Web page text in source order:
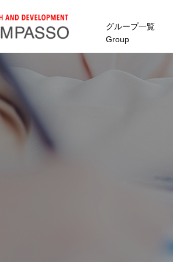
グループ一覧
Group